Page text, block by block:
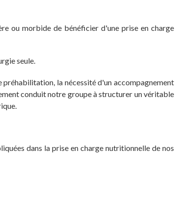
ou morbide de bénéficier d'une prise en charge
seule.
préhabilitation, la nécessité d'un accompagnement
conduit notre groupe à structurer un véritable
dans la prise en charge nutritionnelle de nos